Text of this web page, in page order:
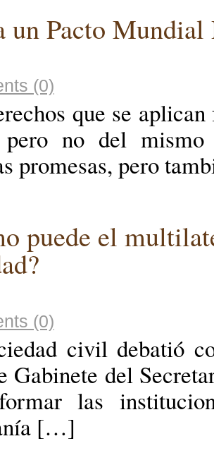
un Pacto
(0)
que se
no del
promesas, pero
puede el
(0)
civil debatió
Gabinete del
las
[…]